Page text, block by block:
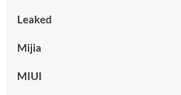
Leaked
Mijia
MIUI